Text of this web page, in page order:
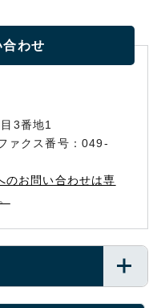
合わせ
3番地1
クス番号：049-
お問い合わせは専